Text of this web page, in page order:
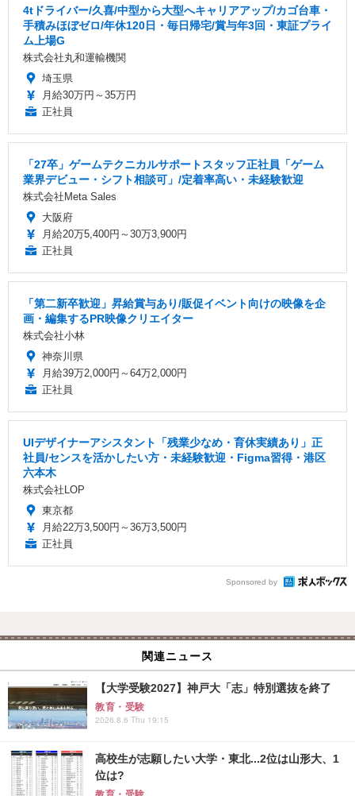
4tドライバー/久喜/中型から大型へキャリアアップ/カゴ台車・
手積みほぼゼロ/年休120日・毎日帰宅/賞与年3回・東証プライ
ム上場G
株式会社丸和運輸機関
埼玉県
月給30万円～35万円
正社員
「27卒」ゲームテクニカルサポートスタッフ正社員「ゲーム
業界デビュー・シフト相談可」/定着率高い・未経験歓迎
株式会社Meta Sales
大阪府
月給20万5,400円～30万3,900円
正社員
「第二新卒歓迎」昇給賞与あり/販促イベント向けの映像を企
画・編集するPR映像クリエイター
株式会社小林
神奈川県
月給39万2,000円～64万2,000円
正社員
UIデザイナーアシスタント「残業少なめ・育休実績あり」正
社員/センスを活かしたい方・未経験歓迎・Figma習得・港区
六本木
株式会社LOP
東京都
月給22万3,500円～36万3,500円
正社員
Sponsored by
関連ニュース
【大学受験2027】神戸大「志」特別選抜を終了
教育・受験
2026.8.6 Thu 19:15
高校生が志願したい大学・東北...2位は山形大、1
位は?